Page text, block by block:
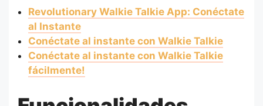
Revolutionary Walkie Talkie App: Conéctate
al Instante
Conéctate al instante con Walkie Talkie
Conéctate al instante con Walkie Talkie
fácilmente!